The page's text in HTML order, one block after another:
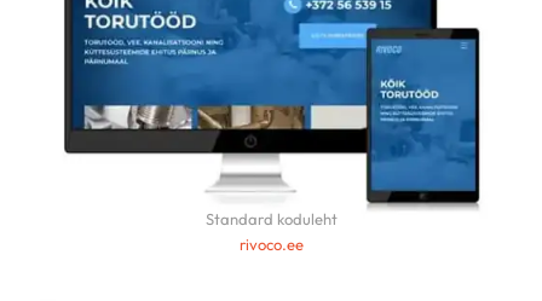
Standard koduleht
rivoco.ee